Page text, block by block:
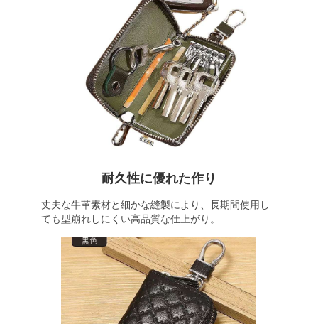
耐久性に優れた作り
丈夫な牛革素材と細かな縫製により、長期間使用し
ても型崩れしにくい高品質な仕上がり。